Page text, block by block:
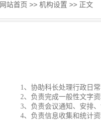
网站首页 >> 机构设置 >> 正文
1、协助科长处理行政日常
2、负责完成一般性文字资
3、负责会议通知、安排
4、负责信息收集和统计